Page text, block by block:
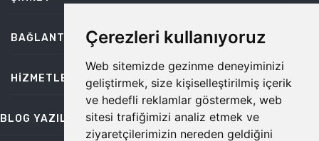
Çerezleri kullanıyoruz
Web sitemizde gezinme deneyiminizi
geliştirmek, size kişiselleştirilmiş içerik
ve hedefli reklamlar göstermek, web
sitesi trafiğimizi analiz etmek ve
ziyaretçilerimizin nereden geldiğini
BAĞLANTILAR
HIZMETLER
BLOG YAZILARI